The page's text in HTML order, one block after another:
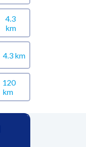
4.3
km
4.3 km
120
km